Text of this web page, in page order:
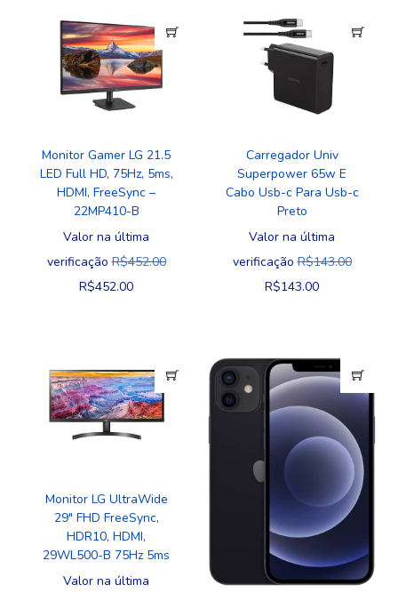
Monitor Gamer LG 21.5
LED Full HD, 75Hz, 5ms,
HDMI, FreeSync –
22MP410-B
Valor na última
verificação R$452.00
R$452.00
Carregador Univ
Superpower 65w E
Cabo Usb-c Para Usb-c
Preto
Valor na última
verificação R$143.00
R$143.00
Monitor LG UltraWide
29″ FHD FreeSync,
HDR10, HDMI,
29WL500-B 75Hz 5ms
Valor na última